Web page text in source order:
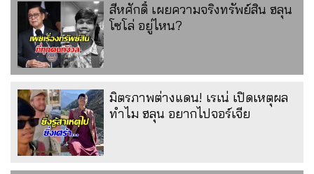
สีหศักดิ์ เผยความจริงทรัพย์สิน ฮลุน
โซโล่ อยู่ไหน?
มิตรภาพต่างแดน! เรเน่ เปิดเหตุผล
ทำไม ฮลุน อยากไปจอร์เจีย